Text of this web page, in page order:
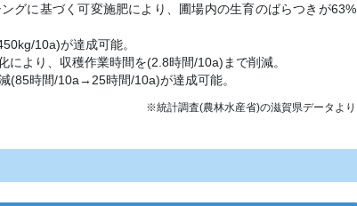
グに基づく可変施肥により、圃場内の生育のばらつきが63%
10a)が達成可能。
により、収穫作業時間を(2.8時間/10a)まで削減。
(85時間/10a→25時間/10a)が達成可能。
※統計調査(農林水産省)の滋賀県データより